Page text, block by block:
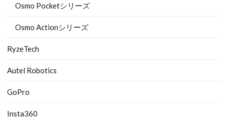
Osmo Pocketシリーズ
Osmo Actionシリーズ
RyzeTech
Autel Robotics
GoPro
Insta360